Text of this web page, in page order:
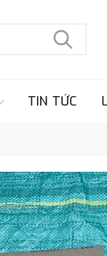
TIN TỨC